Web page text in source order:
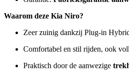
Waarom deze Kia Niro?
Zeer zuinig dankzij Plug-in
Comfortabel en stil rijden, ook
Praktisch door de aanwezige